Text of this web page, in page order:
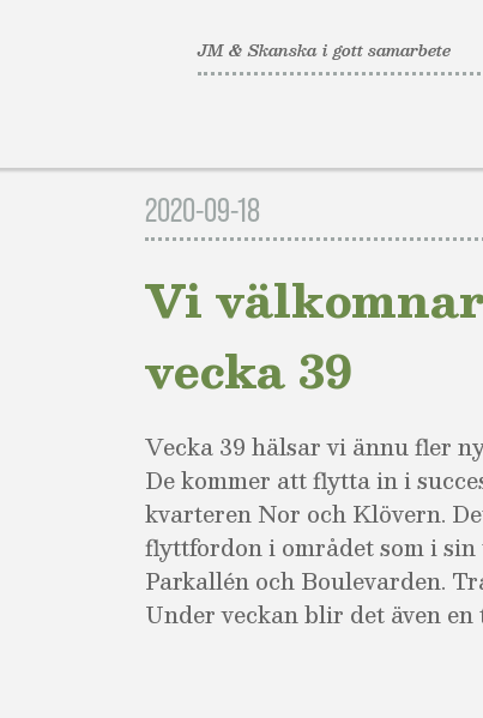
JM & Skanska i gott samarbete
2020-09-18
Vi
vecka 39
Vecka 39 hälsar vi ännu fler
De kommer att flytta in i
kvarteren Nor och Klövern.
flyttfordon i området som i
Parkallén och Boulevarden.
Under veckan blir det även